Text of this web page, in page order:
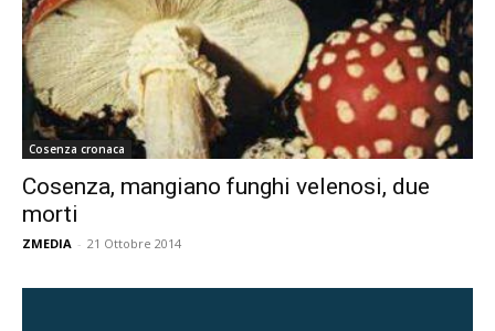
Cosenza cronaca
Cosenza, mangiano funghi velenosi, due
morti
ZMEDIA - 21 Ottobre 2014